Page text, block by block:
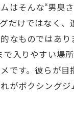
はそんな“男臭
だけではなく
なものではあ
入りやすい場
です。彼らが
がボクシングジ